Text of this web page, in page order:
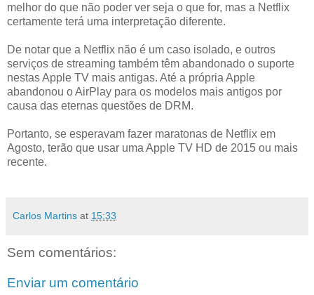
melhor do que não poder ver seja o que for, mas a Netflix
certamente terá uma interpretação diferente.
De notar que a Netflix não é um caso isolado, e outros
serviços de streaming também têm abandonado o suporte
nestas Apple TV mais antigas. Até a própria Apple
abandonou o AirPlay para os modelos mais antigos por
causa das eternas questões de DRM.
Portanto, se esperavam fazer maratonas de Netflix em
Agosto, terão que usar uma Apple TV HD de 2015 ou mais
recente.
Carlos Martins at 15:33
Sem comentários:
Enviar um comentário